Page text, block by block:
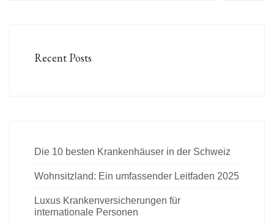
Recent Posts
Die 10 besten Krankenhäuser in der Schweiz
Wohnsitzland: Ein umfassender Leitfaden 2025
Luxus Krankenversicherungen für
internationale Personen